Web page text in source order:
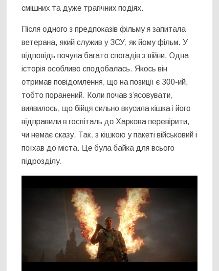
смішних та дуже трагічних подіях.
Після одного з предпоказів фільму я запитала
ветерана, який служив у ЗСУ, як йому фільм. У
відповідь почула багато спогадів з війни. Одна
історія особливо сподобалась. Якось він
отримав повідомлення, що на позиції є 300-ий,
тобто поранений. Коли почав з’ясовувати,
виявилось, що бійця сильно вкусила кішка і його
відправили в госпіталь до Харкова перевірити,
чи немає сказу. Так, з кішкою у пакеті військовий і
поїхав до міста. Це була байка для всього
підрозділу.